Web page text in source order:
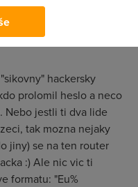
:-) ,
hackersky
prolomil heslo a neco
Nebo jestli ti dva lide
tak mozna nejaky
jiny) se na ten router
:) Ale nic vic ti
formatu: "Eu%